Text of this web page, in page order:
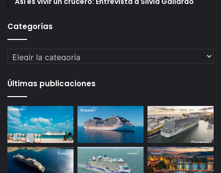
Categorías
Categorías
Últimas publicaciones